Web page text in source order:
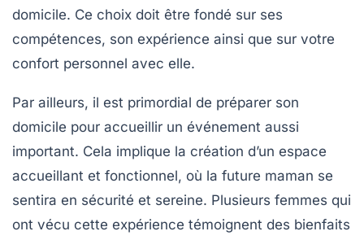
domicile. Ce choix doit être fondé sur ses
compétences, son expérience ainsi que sur votre
confort personnel avec elle.
Par ailleurs, il est primordial de préparer son
domicile pour accueillir un événement aussi
important. Cela implique la création d’un espace
accueillant et fonctionnel, où la future maman se
sentira en sécurité et sereine. Plusieurs femmes qui
ont vécu cette expérience témoignent des bienfaits